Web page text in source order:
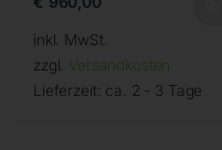
inkl. MwSt.
zzgl. Versandkosten
Lieferzeit: ca. 2 - 3 Tage